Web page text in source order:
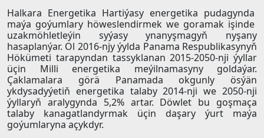
Halkara Energetika Hartiýasy energetika pudagynda
maýa goýumlary höweslendirmek we goramak işinde
uzakmöhletleýin syýasy ynanyşmagyň nyşany
hasaplanýar. Ol 2016-njy ýylda Panama Respublikasynyň
Hökümeti tarapyndan tassyklanan 2015-2050-nji ýyllar
üçin Milli energetika meýilnamasyny goldaýar.
Çaklamalara görä Panamada okgunly ösýän
ykdysadyýetiň energetika talaby 2014-nji we 2050-nji
ýyllaryň aralygynda 5,2% artar. Döwlet bu goşmaça
talaby kanagatlandyrmak üçin daşary ýurt maýa
goýumlaryna açykdyr.